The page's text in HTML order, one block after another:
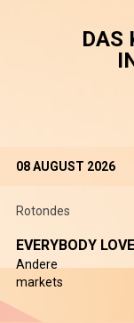
DAS
08 AUGUST 2026
Rotondes
EVERYBODY
Andere
markets